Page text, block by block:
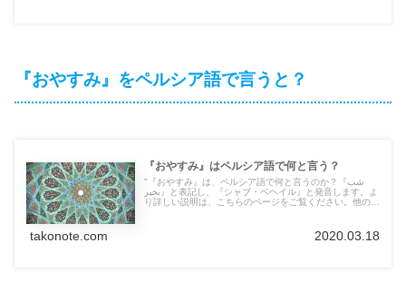
『おやすみ』をペルシア語で言うと？
『おやすみ』はペルシア語で何と言う？
"『おやすみ』は、ペルシア語で何と言うのか？『شب
بخیر』と表記し、『シャブ・ベヘイル』と発音します。よ
り詳しい説明は、こちらのページをご覧ください。他の言
takonote.com 2020.03.18